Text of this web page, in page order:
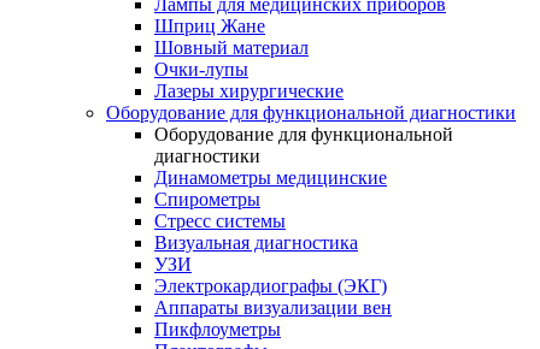
Лампы для медицинских приборов
Шприц Жане
Шовный материал
Очки-лупы
Лазеры хирургические
Оборудование для функциональной диагностики
Оборудование для функциональной
диагностики
Динамометры медицинские
Спирометры
Стресс системы
Визуальная диагностика
УЗИ
Электрокардиографы (ЭКГ)
Аппараты визуализации вен
Пикфлоуметры